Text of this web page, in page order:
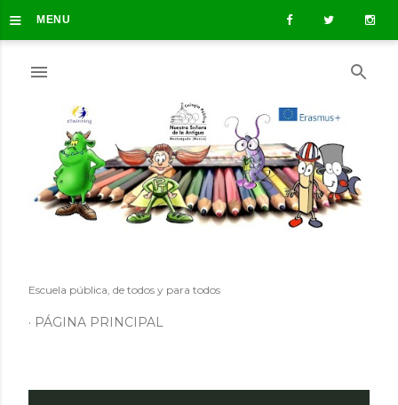
≡ MENU Ir al contenido principal
Escuela pública, de todos y para todos
PÁGINA PRINCIPAL